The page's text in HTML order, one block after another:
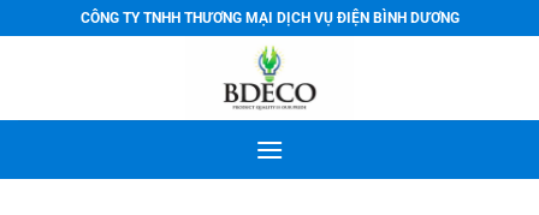
qua
CÔNG TY TNHH THƯƠNG MẠI DỊCH VỤ ĐIỆN BÌNH DƯƠNG